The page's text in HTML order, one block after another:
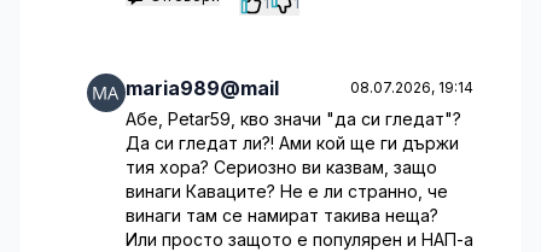
maria989@mail 08.07.2026, 19:14
Абе, Petar59, кво значи "да си гледат"?
Да си гледат ли?! Ами кой ще ги държи
тия хора? Сериозно ви казвам, защо
винаги Каваците? Не е ли странно, че
винаги там се намират такива неща?
Или просто защото е популярен и НАП-а